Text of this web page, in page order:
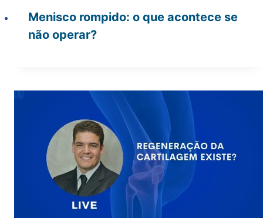
Menisco rompido: o que acontece se
não operar?